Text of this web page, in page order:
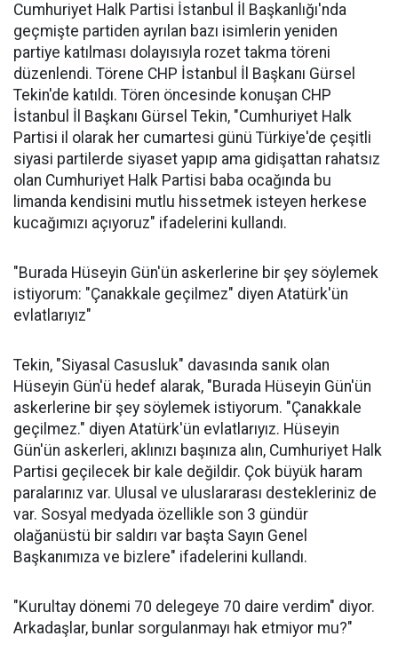
Cumhuriyet Halk Partisi İstanbul İl Başkanlığı'nda
geçmişte partiden ayrılan bazı isimlerin yeniden
partiye katılması dolayısıyla rozet takma töreni
düzenlendi. Törene CHP İstanbul İl Başkanı Gürsel
Tekin'de katıldı. Tören öncesinde konuşan CHP
İstanbul İl Başkanı Gürsel Tekin, "Cumhuriyet Halk
Partisi il olarak her cumartesi günü Türkiye'de çeşitli
siyasi partilerde siyaset yapıp ama gidişattan rahatsız
olan Cumhuriyet Halk Partisi baba ocağında bu
limanda kendisini mutlu hissetmek isteyen herkese
kucağımızı açıyoruz" ifadelerini kullandı.
"Burada Hüseyin Gün'ün askerlerine bir şey söylemek
istiyorum: "Çanakkale geçilmez" diyen Atatürk'ün
evlatlarıyız"
Tekin, "Siyasal Casusluk" davasında sanık olan
Hüseyin Gün'ü hedef alarak, "Burada Hüseyin Gün'ün
askerlerine bir şey söylemek istiyorum. "Çanakkale
geçilmez." diyen Atatürk'ün evlatlarıyız. Hüseyin
Gün'ün askerleri, aklınızı başınıza alın, Cumhuriyet Halk
Partisi geçilecek bir kale değildir. Çok büyük haram
paralarınız var. Ulusal ve uluslararası destekleriniz de
var. Sosyal medyada özellikle son 3 gündür
olağanüstü bir saldırı var başta Sayın Genel
Başkanımıza ve bizlere" ifadelerini kullandı.
"Kurultay dönemi 70 delegeye 70 daire verdim" diyor.
Arkadaşlar, bunlar sorgulanmayı hak etmiyor mu?"